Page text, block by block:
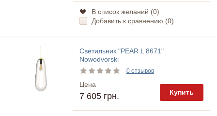
В список желаний (0)
Добавить к сравнению (0)
Светильник "PEAR L 8671"
Nowodvorski
0 отзывов
Цена
7 605 грн. Купить